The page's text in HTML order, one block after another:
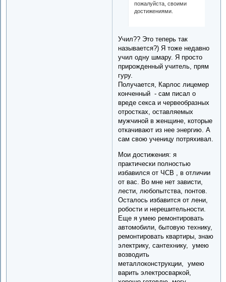
пожалуйста, своими
достижениями.
Учил?? Это теперь так
называется?) Я тоже недавно
учил одну шмару. Я просто
прирожденный учитель, прям
гуру.
Получается, Карлос лицемер
конченный - сам писал о
вреде секса и червеобразных
отростках, оставляемых
мужчиной в женщине, которые
откачивают из нее энергию. А
сам свою ученицу потряхивал.
Мои достижения: я
практически полностью
избавился от ЧСВ , в отличии
от вас. Во мне нет зависти,
лести, любопытства, понтов.
Осталось избавится от лени,
робости и нерешительности.
Еще я умею ремонтировать
автомобили, бытовую технику,
ремонтировать квартиры, знаю
электрику, сантехнику, умею
возводить
металлоконструкции, умею
варить электросваркой,